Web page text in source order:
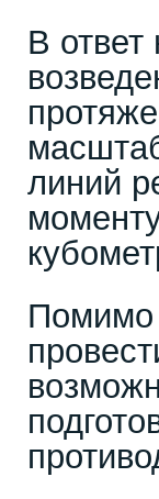
В ответ
линий
Помимо